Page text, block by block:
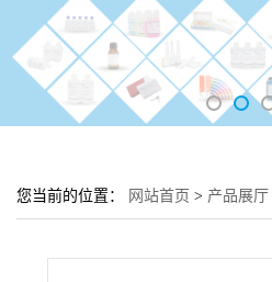
您当前的位置： 网站首页 > 产品展厅